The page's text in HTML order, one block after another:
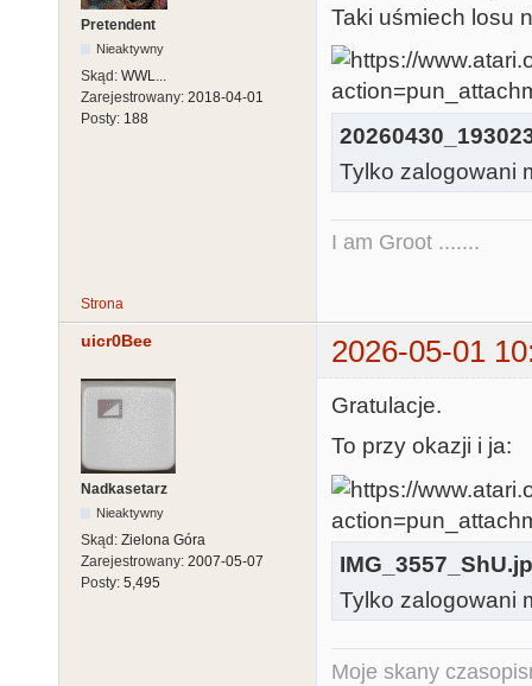
Pretendent
Nieaktywny
Skąd: WWL...
Zarejestrowany: 2018-04-01
Posty: 188
Taki uśmiech losu
Tylko zalogowani
I am Groot .......
Strona
uicr0Bee 2026-05-01
Nadkasetarz
Nieaktywny
Skąd: Zielona Góra
Zarejestrowany: 2007-05-07
Posty: 5,495
Gratulacje.
To przy okazji i ja:
Tylko zalogowani
Moje skany